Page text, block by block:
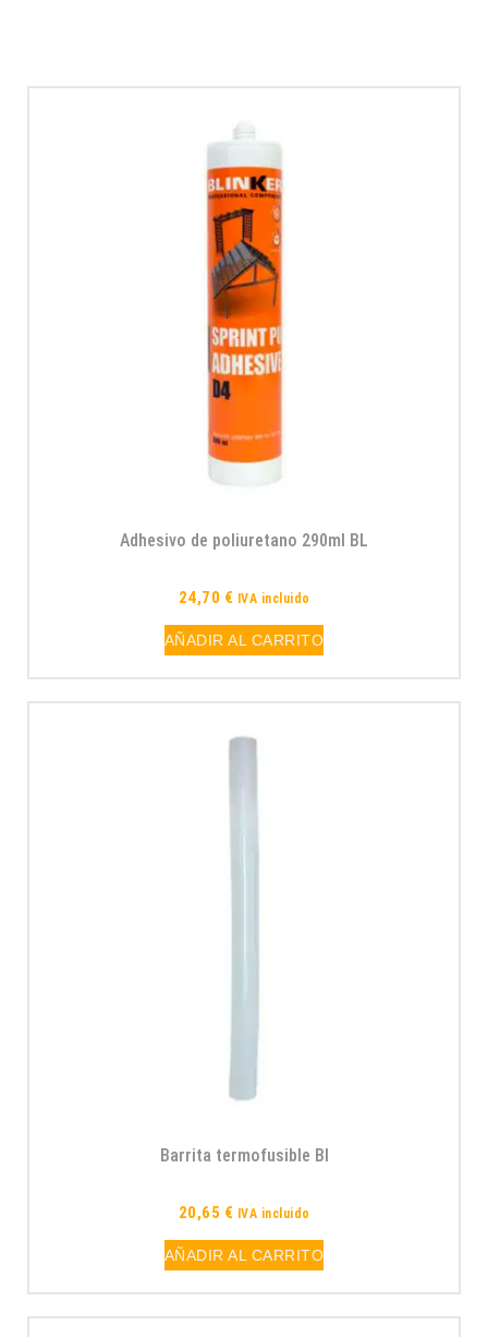
Adhesivo de poliuretano 290ml BL
24,70 € IVA incluido
AÑADIR AL CARRITO
Barrita termofusible Bl
20,65 € IVA incluido
AÑADIR AL CARRITO